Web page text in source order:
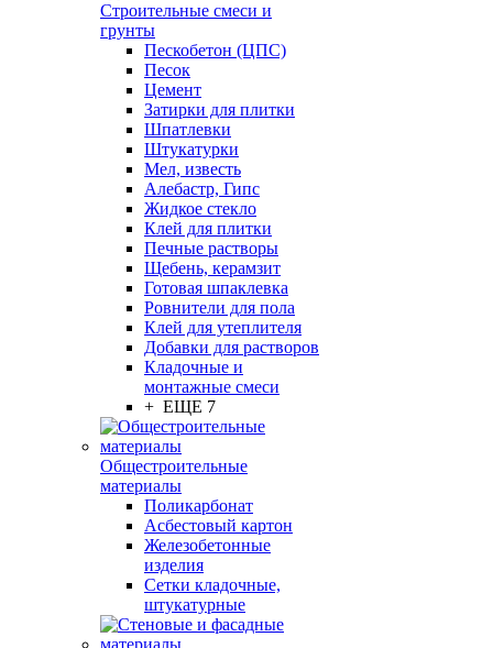
Строительные смеси и
грунты
Пескобетон (ЦПС)
Песок
Цемент
Затирки для плитки
Шпатлевки
Штукатурки
Мел, известь
Алебастр, Гипс
Жидкое стекло
Клей для плитки
Печные растворы
Щебень, керамзит
Готовая шпаклевка
Ровнители для пола
Клей для утеплителя
Добавки для растворов
Кладочные и
монтажные смеси
+ ЕЩЕ 7
Общестроительные
материалы
Поликарбонат
Асбестовый картон
Железобетонные
изделия
Сетки кладочные,
штукатурные